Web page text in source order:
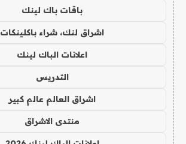
باقات باك لينك
اشراق لنك، شراء باكلينكات
اعلانات الباك لينك
التدريس
اشراق العالم عالم كبير
منتدى الاشراق